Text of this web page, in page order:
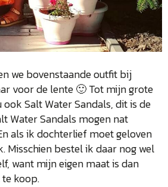
we bovenstaande outfit bij
voor de lente 🙂 Tot mijn grote
Salt Water Sandals, dit is de
Water Sandals mogen nat
als ik dochterlief moet geloven
Misschien bestel ik daar nog wel
want mijn eigen maat is dan
koop.